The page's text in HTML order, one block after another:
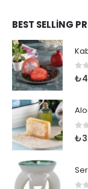
BEST SELLING
0
₺
0
₺